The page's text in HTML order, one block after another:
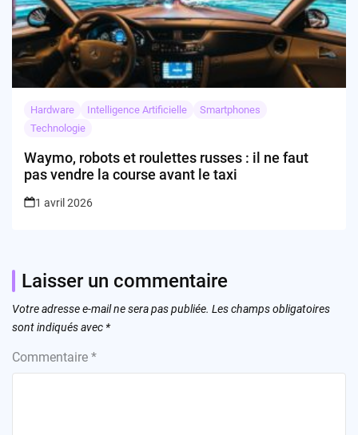
Hardware Intelligence Artificielle
Smartphones
Technologie
Waymo, robots et roulettes russes : il ne faut
pas vendre la course avant le taxi
1 avril 2026
Laisser un commentaire
Votre adresse e-mail ne sera pas publiée. Les champs obligatoires
sont indiqués avec *
Commentaire *